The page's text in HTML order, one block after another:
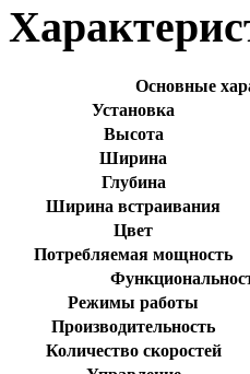
Основные
Установка
Высота
Ширина
Глубина
Ширина встраивания
Цвет
Потребляемая мощность
Режимы работы
Производительность
Количество скоростей